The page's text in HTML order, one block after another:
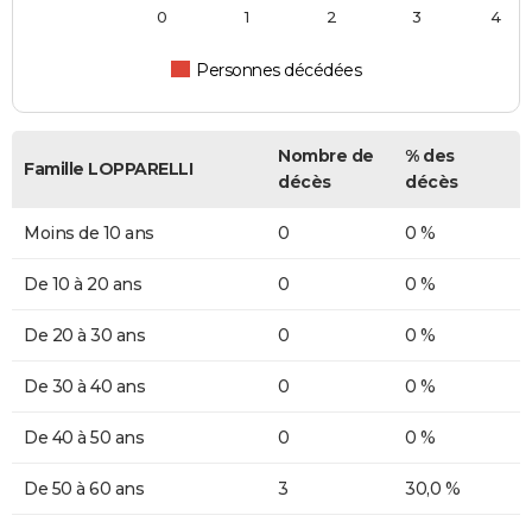
Personnes décédées
0 1 2 3 4
Famille LOPPARELLI
Nombre de
décès
% des
décès
Moins de 10 ans 0 0 %
De 10 à 20 ans 0 0 %
De 20 à 30 ans 0 0 %
De 30 à 40 ans 0 0 %
De 40 à 50 ans 0 0 %
De 50 à 60 ans 3 30,0 %